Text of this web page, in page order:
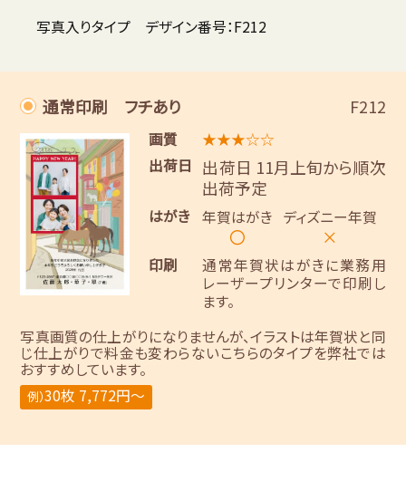
写真入りタイプ デザイン番号：F212
通常印刷 フチあり F212
画質
★★★☆☆
出荷日
出荷日 11月上旬から順次
出荷予定
はがき 年賀はがき
〇
ディズニー年賀
×
印刷
通常年賀状はがきに業務用
レーザープリンターで印刷し
ます。
写真画質の仕上がりになりませんが、イラストは年賀状と同
じ仕上がりで料金も変わらないこちらのタイプを弊社では
おすすめしています。
例）30枚 7,772円～